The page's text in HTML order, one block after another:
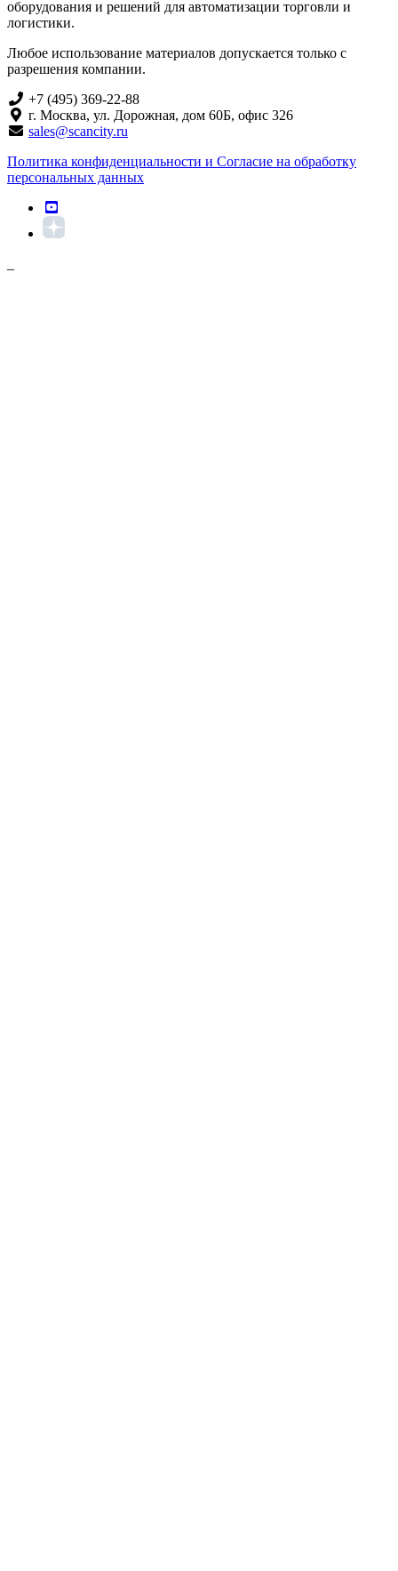
оборудования и решений для автоматизации торговли и
логистики.
Любое использование материалов допускается только с
разрешения компании.
+7 (495) 369-22-88
г. Москва, ул. Дорожная, дом 60Б, офис 326
sales@scancity.ru
Политика конфиденциальности и Согласие на обработку
персональных данных